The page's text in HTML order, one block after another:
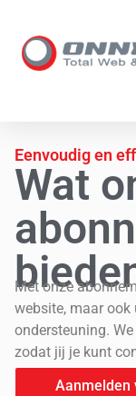
Eenvoudig en
Wat
Met onze
website, maar ook
ondersteuning.
zodat jij je kunt
Aanmelden